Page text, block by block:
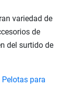
variedad de
de
del surtido de
para